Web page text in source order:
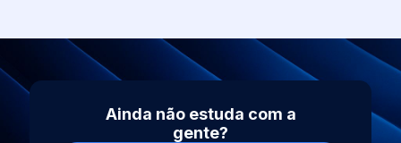
Ainda não estuda com a
gente?